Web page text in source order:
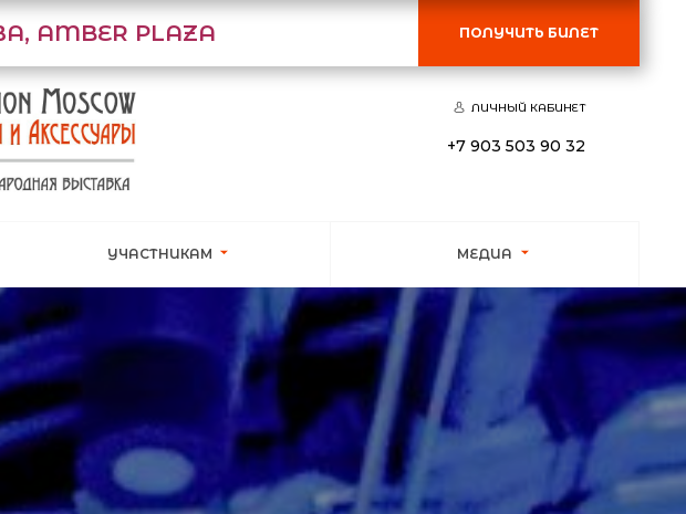
AMBER PLAZA
УЧАСТНИКАМ МЕДИА
ПОЛУЧИТЬ БИЛЕТ
ЛИЧНЫЙ КАБИНЕТ
+7 903 503 90 32